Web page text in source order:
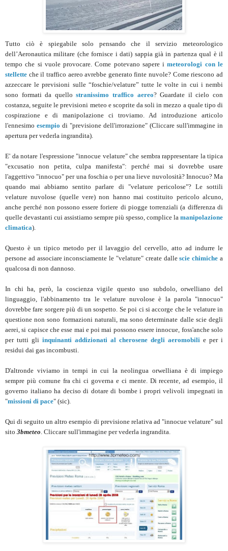
Tutto ciò è spiegabile solo pensando che il servizio meteorologico
dell’Aeronautica militare (che fornisce i dati) sappia già in partenza qual è il
tempo che si vuole provocare. Come potevano sapere imeteorologi con le
stellette che il traffico aereo avrebbe generato finte nuvole? Come riescono ad
azzeccare le previsioni sulle “foschie/velature” tutte le volte in cui i nembi
sono formati da quellostranissimo traffico aereo? Guardate il cielo con
costanza, seguite le previsioni meteo e scoprite da soli in mezzo a quale tipo di
cospirazione e di manipolazione ci troviamo. Ad introduzione articolo
l'ennesimo esempio di "previsione dell'irrorazione" (Cliccare sull'immagine in
apertura per vederla ingrandita).
E' da notare l'espressione "innocue velature" che sembra rappresentare la tipica
"excusatio non petita, culpa manifesta": perché mai si dovrebbe usare
l'aggettivo "innocuo" per una foschia o per una lieve nuvolosità? Innocuo? Ma
quando mai abbiamo sentito parlare di "velature pericolose"? Le sottili
velature nuvolose (quelle vere) non hanno mai costituito pericolo alcuno,
anche perché non possono essere foriere di piogge torrenziali (a differenza di
quelle devastanti cui assistiamo sempre più spesso, complice la manipolazione
climatica).
Questo è un tipico metodo per il lavaggio del cervello, atto ad indurre le
persone ad associare inconsciamente le "velature" create dallescie chimiche a
qualcosa di non dannoso.
In chi ha, però, la coscienza vigile questo uso subdolo, orwelliano del
linguaggio, l'abbinamento tra le velature nuvolose è la parola "innocuo"
dovrebbe fare sorgere più di un sospetto. Se poi ci si accorge che le velature in
questione non sono formazioni naturali, ma sono determinate dalle scie degli
aerei, si capisce che esse mai e poi mai possono essere innocue, foss'anche solo
per tutti gli inquinanti addizionati al cherosene degli aeromobili e per i
residui dai gas incombusti.
D'altronde viviamo in tempi in cui la neolingua orwelliana è di impiego
sempre più comune fra chi ci governa e ci mente. Di recente, ad esempio, il
governo italiano ha deciso di dotare di bombe i propri velivoli impegnati in
"missioni di pace" (sic).
Qui di seguito un altro esempio di previsione relativa ad "innocue velature" sul
sito 3bmeteo . Cliccare sull'immagine per vederla ingrandita.